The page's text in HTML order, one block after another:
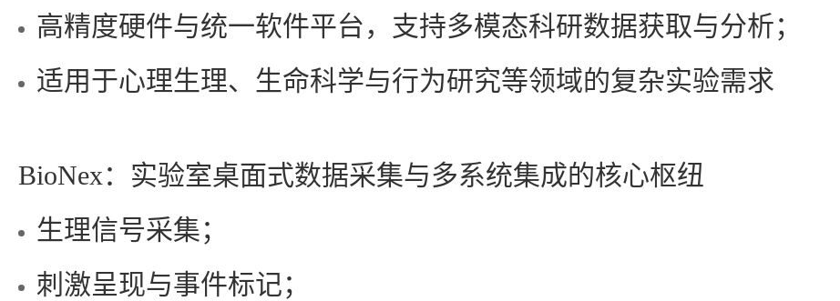
高精度硬件与统一软件平台，支持多模态科研数据获取与分析；
适用于心理生理、生命科学与行为研究等领域的复杂实验需求
BioNex： 实验室桌面式数据采集与多系统集成的核心枢纽
生理信号采集；
刺激呈现与事件标记；